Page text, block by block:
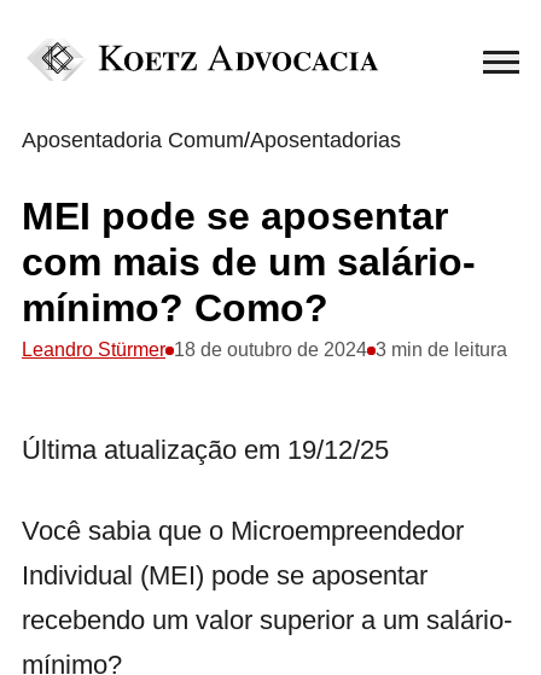
Aposentadoria Comum/Aposentadorias
MEI pode se aposentar
com mais de um salário-
mínimo? Como?
Leandro Stürmer 18 de outubro de 2024 3 min de leitura
Última atualização em 19/12/25
Você sabia que o Microempreendedor
Individual (MEI) pode se aposentar
recebendo um valor superior a um salário-
mínimo?